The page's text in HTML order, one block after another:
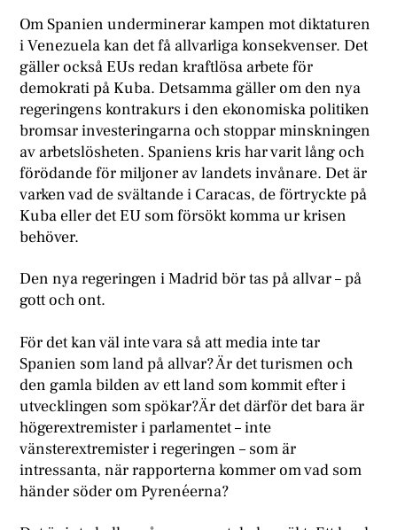
Om Spanien underminerar kampen mot diktaturen
i Venezuela kan det få allvarliga konsekvenser. Det
gäller också EUs redan kraftlösa arbete för
demokrati på Kuba. Detsamma gäller om den nya
regeringens kontrakurs i den ekonomiska politiken
bromsar investeringarna och stoppar minskningen
av arbetslösheten. Spaniens kris har varit lång och
förödande för miljoner av landets invånare. Det är
varken vad de svältande i Caracas, de förtryckte på
Kuba eller det EU som försökt komma ur krisen
behöver.
Den nya regeringen i Madrid bör tas på allvar – på
gott och ont.
För det kan väl inte vara så att media inte tar
Spanien som land på allvar? Är det turismen och
den gamla bilden av ett land som kommit efter i
utvecklingen som spökar?Är det därför det bara är
högerextremister i parlamentet – inte
vänsterextremister i regeringen – som är
intressanta, när rapporterna kommer om vad som
händer söder om Pyrenéerna?